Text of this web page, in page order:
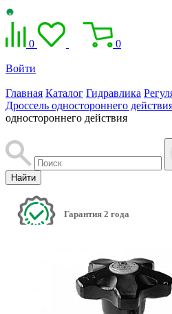
0 0
Войти
Главная Каталог Гидравлика
Дроссель одностороннего
одностороннего действия
Найти
Гарантия 2 года